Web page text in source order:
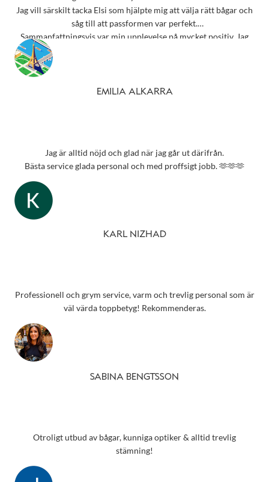
Jag vill särskilt tacka Elsi som hjälpte mig att välja rätt bågar och
såg till att passformen var perfekt.
Sammanfattningsvis var min upplevelse på mycket positiv. Jag
rekommenderar starkt detta ställe till alla som behöver
EMILIA ALKARRA
Jag är alltid nöjd och glad när jag går ut därifrån.
Bästa service glada personal och med proffsigt jobb. 🫶🫶🫶
KARL NIZHAD
Professionell och grym service, varm och trevlig personal som är
väl värda toppbetyg! Rekommenderas.
SABINA BENGTSSON
Otroligt utbud av bågar, kunniga optiker & alltid trevlig
stämning!